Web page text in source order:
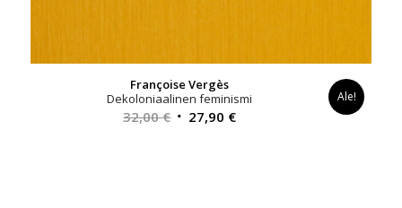
Françoise Vergès
Dekoloniaalinen feminismi
32,00€ Alkuperäinen
27,90 €Nykyinen
Ale!